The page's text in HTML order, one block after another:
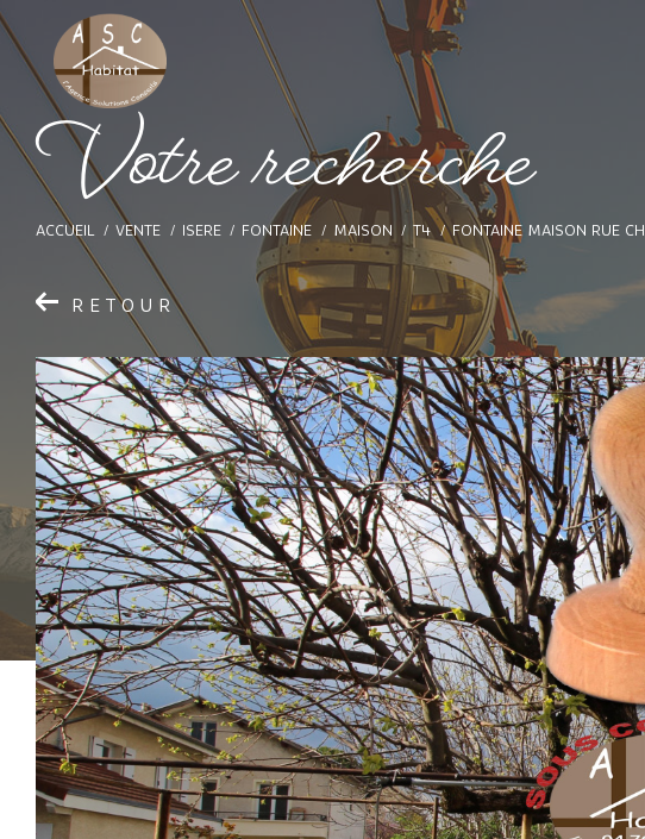
Voterecherche
ACCUEIL VENTE ISERE FONTAINE MAISON T4 FONTAINE MAISON RUE
RETOUR